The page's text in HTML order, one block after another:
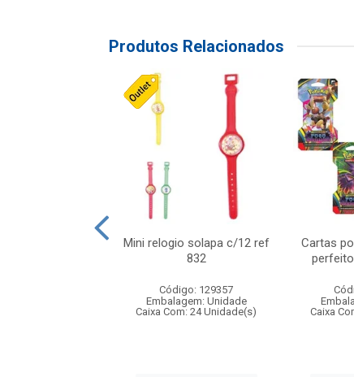
Produtos Relacionados
Mini relogio solapa c/12 ref
832
Código: 129357
Embalagem: Unidade
Caixa Com: 24 Unidade(s)
Cartas
Caixa